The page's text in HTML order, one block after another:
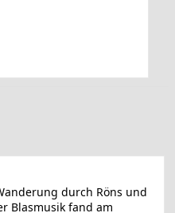
durch Röns und
Blasmusik fand am